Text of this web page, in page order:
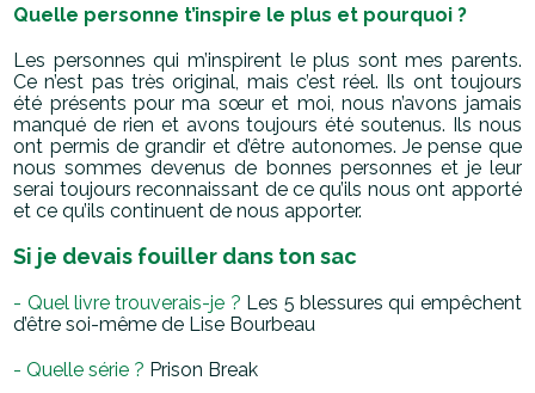
Quelle personne t’inspire le plus et pourquoi ?
Les personnes qui m’inspirent le plus sont mes parents.
Ce n’est pas très original, mais c’est réel. Ils ont toujours
été présents pour ma sœur et moi, nous n’avons jamais
manqué de rien et avons toujours été soutenus. Ils nous
ont permis de grandir et d’être autonomes. Je pense que
nous sommes devenus de bonnes personnes et je leur
serai toujours reconnaissant de ce qu’ils nous ont apporté
et ce qu’ils continuent de nous apporter.
Si je devais fouiller dans ton sac
- Quel livre trouverais-je ? Les 5 blessures qui empêchent
d’être soi-même de Lise Bourbeau
- Quelle série ? Prison Break